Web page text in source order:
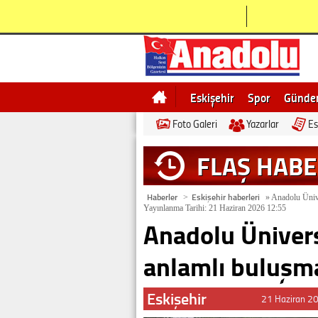
Eskişehir Spor
Bilecik
Ne demek
Foto Galeri Yazarlar
FLAŞ
Haberler > Eskişehir haberleri »Anadolu
Yayınlanma Tarihi: 21 Haziran 2026 12:55
Anadolu
anlamlı
Eskişehir 21 Haziran